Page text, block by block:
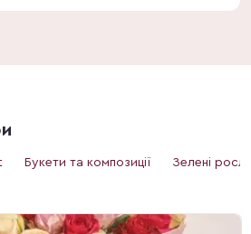
Букети та композиції Зелені